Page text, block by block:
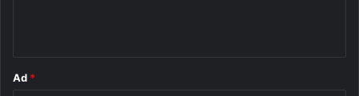
Ad *